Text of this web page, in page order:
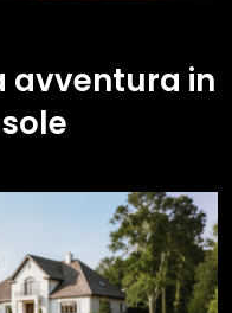
avventura in